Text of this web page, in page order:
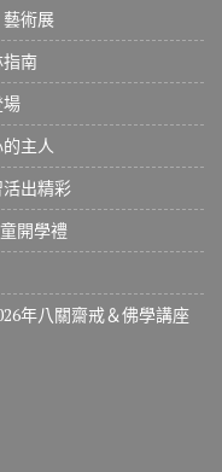
術展
南
主人
出精彩
開學禮
年八關齋戒＆佛學講座